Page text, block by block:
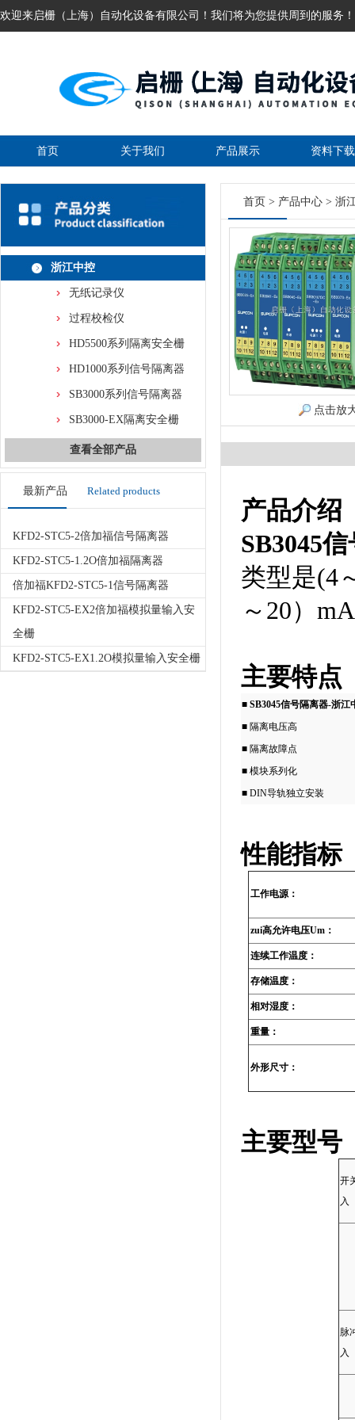
欢迎来启栅（上海）自动化设备有限公司！我们将为您提供周到的服务！
首页 关于我们 产品展示 资料下载
浙江中控
无纸记录仪
过程校检仪
HD5500系列隔离安全栅
HD1000系列信号隔离器
SB3000系列信号隔离器
SB3000-EX隔离安全栅
查看全部产品
最新产品 Related products
KFD2-STC5-2倍加福信号隔离器
KFD2-STC5-1.2O倍加福隔离器
倍加福KFD2-STC5-1信号隔离器
KFD2-STC5-EX2倍加福模拟量输入安
全栅
KFD2-STC5-EX1.2O模拟量输入安全栅
首页 > 产品中心 > 浙
点击放
产品介绍
SB3045
类型是(4
～20）
主要特点
■ SB3045信号隔离器-浙江
■ 隔离电压高
■ 隔离故障点
■ 模块系列化
■ DIN导轨独立安装
性能指标
工作电源：
zui高允许电压Um：
连续工作温度：
存储温度：
相对湿度：
重量：
外形尺寸：
主要型号
开
入
脉
入